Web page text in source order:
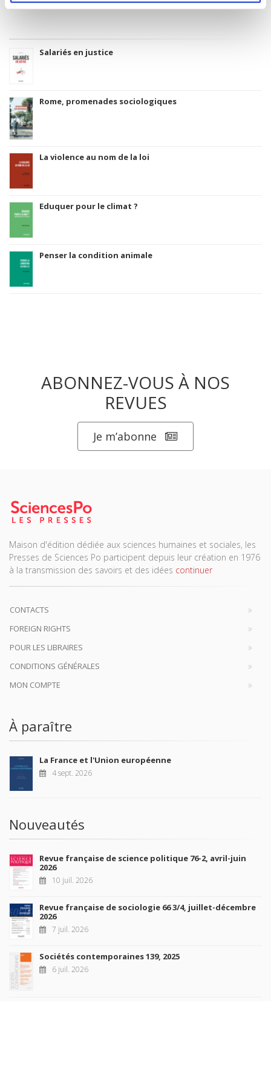
Salariés en justice
Rome, promenades sociologiques
La violence au nom de la loi
Eduquer pour le climat ?
Penser la condition animale
ABONNEZ-VOUS À NOS
REVUES
Je m’abonne
Maison d'édition dédiée aux sciences humaines et sociales, les
Presses de Sciences Po participent depuis leur création en 1976
à la transmission des savoirs et des idées continuer
CONTACTS
FOREIGN RIGHTS
POUR LES LIBRAIRES
CONDITIONS GÉNÉRALES
MON COMPTE
À paraître
La France et l'Union européenne
4 sept. 2026
Nouveautés
Revue française de science politique 76-2, avril-juin
2026
10 juil. 2026
Revue française de sociologie 66 3/4, juillet-décembre
2026
7 juil. 2026
Sociétés contemporaines 139, 2025
6 juil. 2026